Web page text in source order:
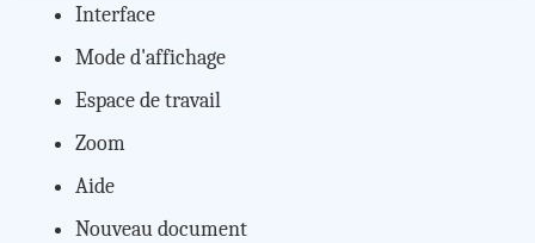
Interface
Mode d'affichage
Espace de travail
Zoom
Aide
Nouveau document